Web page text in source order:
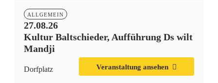
27.08.26
ALLGEMEIN
Kultur Baltschieder, Aufführung Ds wilt
Mandji
Dorfplatz Veranstaltung ansehen